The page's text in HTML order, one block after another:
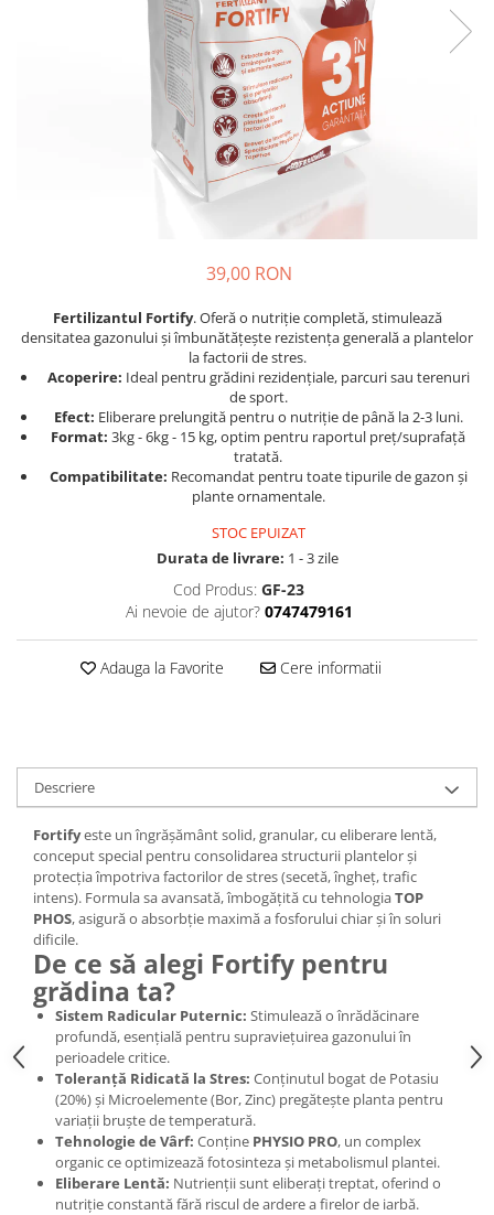
39,00 RON
Fertilizantul Fortify. Oferă o nutriție completă, stimulează
densitatea gazonului și îmbunătățește rezistența generală a plantelor
la factorii de stres.
Acoperire: Ideal pentru grădini rezidențiale, parcuri sau terenuri
de sport.
Efect: Eliberare prelungită pentru o nutriție de până la 2-3 luni.
Format: 3kg - 6kg - 15 kg, optim pentru raportul preț/suprafață
tratată.
Compatibilitate: Recomandat pentru toate tipurile de gazon și
plante ornamentale.
STOC EPUIZAT
Durata de livrare: 1 - 3 zile
Cod Produs: GF-23
Ai nevoie de ajutor? 0747479161
Adauga la Favorite Cere informatii
Descriere
Fortifyeste un îngrășământ solid, granular, cu eliberare lentă,
conceput special pentru consolidarea structurii plantelor și
protecția împotriva factorilor de stres (secetă, îngheț, trafic
intens). Formula sa avansată, îmbogățită cu tehnologiaTOP
PHOS, asigură o absorbție maximă a fosforului chiar și în soluri
dificile.
De ce să alegi Fortify pentru
grădina ta?
Sistem Radicular Puternic: Stimulează o înrădăcinare
profundă, esențială pentru supraviețuirea gazonului în
perioadele critice.
Toleranță Ridicată la Stres: Conținutul bogat de Potasiu
(20%) și Microelemente (Bor, Zinc) pregătește planta pentru
variații bruște de temperatură.
Tehnologie de Vârf: Conține PHYSIO PRO, un complex
organic ce optimizează fotosinteza și metabolismul plantei.
Eliberare Lentă: Nutrienții sunt eliberați treptat, oferind o
nutriție constantă fără riscul de ardere a firelor de iarbă.